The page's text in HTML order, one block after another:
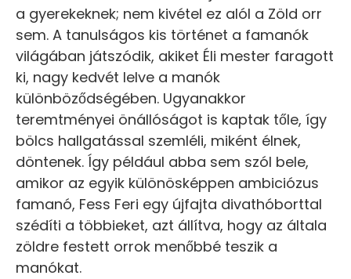
a gyerekeknek; nem kivétel ez alól a Zöld orr
sem. A tanulságos kis történet a famanók
világában játszódik, akiket Éli mester faragott
ki, nagy kedvét lelve a manók
különböződségében. Ugyanakkor
teremtményei önállóságot is kaptak tőle, így
bölcs hallgatással szemléli, miként élnek,
döntenek. Így például abba sem szól bele,
amikor az egyik különösképpen ambiciózus
famanó, Fess Feri egy újfajta divathóborttal
szédíti a többieket, azt állítva, hogy az általa
zöldre festett orrok menőbbé teszik a
manókat.